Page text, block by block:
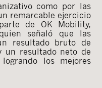
como por las
remarcable ejercicio
de OK Mobility,
señaló que las
resultado bruto de
un resultado neto de
los mejores